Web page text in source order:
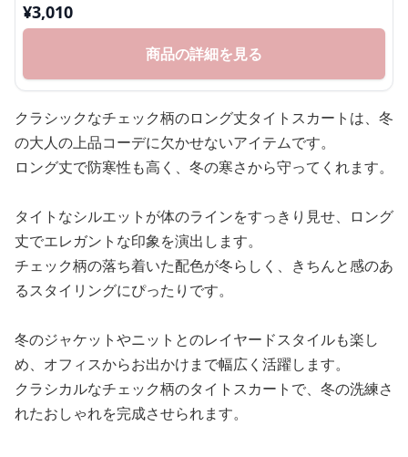
¥3,010
商品の詳細を見る
クラシックなチェック柄のロング丈タイトスカートは、冬
の大人の上品コーデに欠かせないアイテムです。
ロング丈で防寒性も高く、冬の寒さから守ってくれます。
タイトなシルエットが体のラインをすっきり見せ、ロング
丈でエレガントな印象を演出します。
チェック柄の落ち着いた配色が冬らしく、きちんと感のあ
るスタイリングにぴったりです。
冬のジャケットやニットとのレイヤードスタイルも楽し
め、オフィスからお出かけまで幅広く活躍します。
クラシカルなチェック柄のタイトスカートで、冬の洗練さ
れたおしゃれを完成させられます。